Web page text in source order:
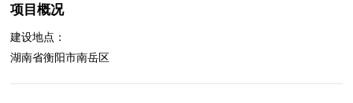
项目概况
建设地点：
湖南省衡阳市南岳区